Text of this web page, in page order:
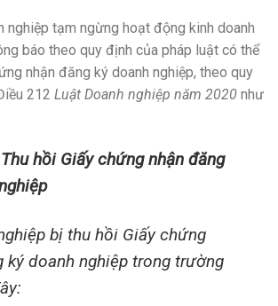
nghiệp tạm ngừng hoạt động kinh doanh
báo theo quy định của pháp luật có thể
nhận đăng ký doanh nghiệp, theo quy
212 Luật Doanh nghiệp năm 2020 như
hồi Giấy chứng nhận đăng
bị thu hồi Giấy chứng
ký doanh nghiệp trong trường